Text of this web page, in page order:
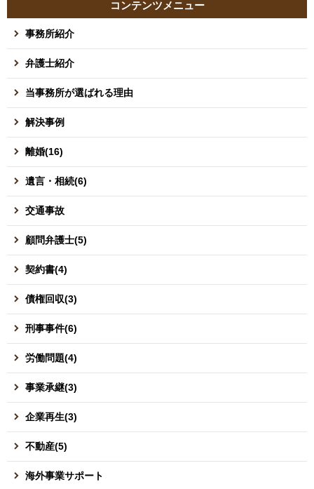
コンテンツメニュー
事務所紹介
弁護士紹介
当事務所が選ばれる理由
解決事例
離婚(16)
遺言・相続(6)
交通事故
顧問弁護士(5)
契約書(4)
債権回収(3)
刑事事件(6)
労働問題(4)
事業承継(3)
企業再生(3)
不動産(5)
海外事業サポート